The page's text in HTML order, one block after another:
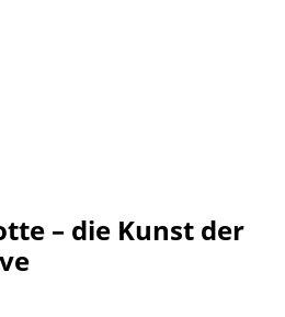
– die Kunst der